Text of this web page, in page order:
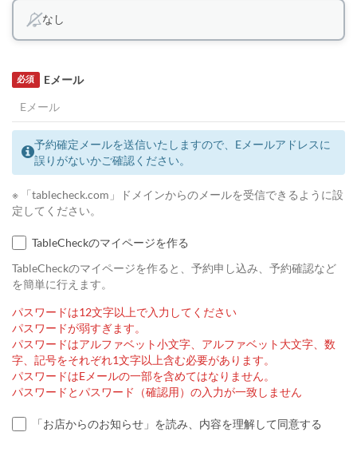
なし
Eメール
必須
予約確定メールを送信いたしますので、Eメールアドレスに
誤りがないかご確認ください。
※ 「tablecheck.com」ドメインからのメールを受信できるように設
定してください。
TableCheckのマイページを作る
TableCheckのマイページを作ると、予約申し込み、予約確認など
を簡単に行えます。
パスワードは12文字以上で入力してください
パスワードが弱すぎます。
パスワードはアルファベット小文字、アルファベット大文字、数
字、記号をそれぞれ1文字以上含む必要があります。
パスワードはEメールの一部を含めてはなりません。
パスワードとパスワード（確認用）の入力が一致しません
「お店からのお知らせ」を読み、内容を理解して同意する